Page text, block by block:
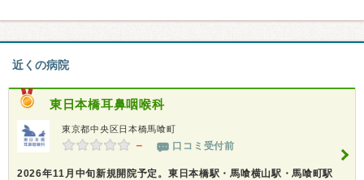
近くの病院
東日本橋耳鼻咽喉科
東京都中央区日本橋馬喰町
－ 口コミ受付前
2026年11月中旬新規開院予定。東日本橋駅・馬喰横山駅・馬喰町駅